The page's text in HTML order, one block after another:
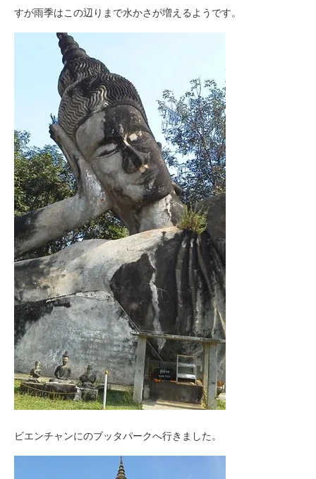
すが雨季はこの辺りまで水かさが増えるようです。
ビエンチャンにのブッタパークへ行きました。